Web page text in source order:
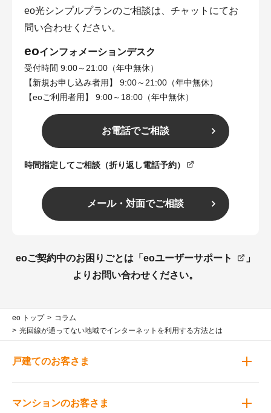
eo光シンプルプランのご相談は、チャットにてお
問い合わせください。
eoインフォメーションデスク
受付時間 9:00～21:00（年中無休）
【新規お申し込み者用】 9:00～21:00（年中無休）
【eoご利用者用】 9:00～18:00（年中無休）
お電話でご相談
時間指定してご相談（折り返し電話予約）
メール・対面でご相談
eoご契約中のお困りごとは「 eoユーザーサポート
」
よりお問い合わせください。
eo トップ
コラム
光回線が通ってない地域でインターネットを利用する方法とは
戸建てのお客さま
マンションのお客さま